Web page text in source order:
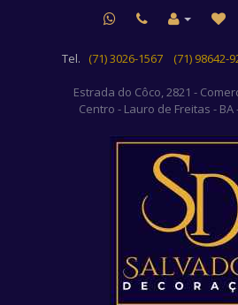
Tel. (71) 3026-1567 (71) 98642-
Estrada do Côco, 2821 -
Centro - Lauro de Freitas - BA